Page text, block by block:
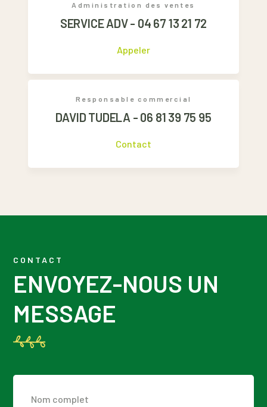
Administration des ventes
SERVICE ADV - 04 67 13 21 72
Appeler
Responsable commercial
DAVID TUDELA - 06 81 39 75 95
Contact
CONTACT
ENVOYEZ-NOUS UN
MESSAGE